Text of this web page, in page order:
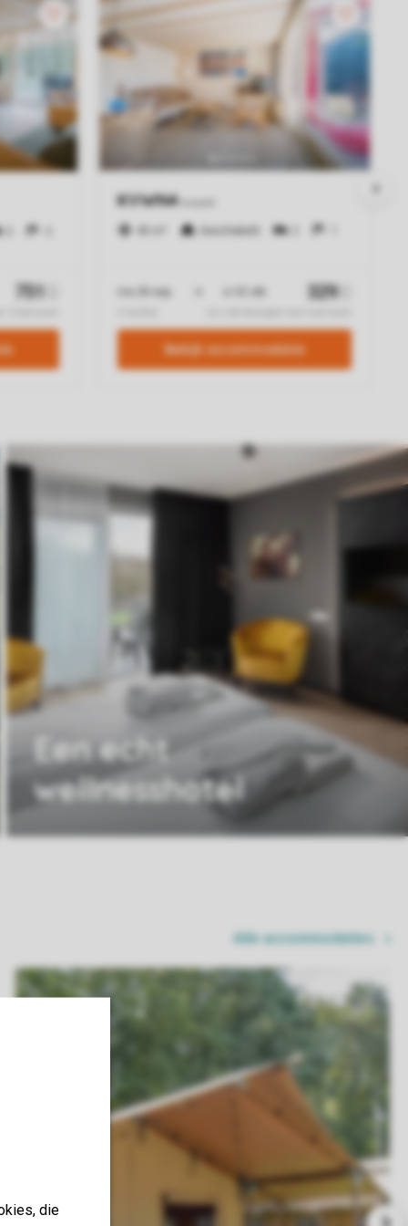
die
Een echt
wellnesshotel
Alle accommodaties